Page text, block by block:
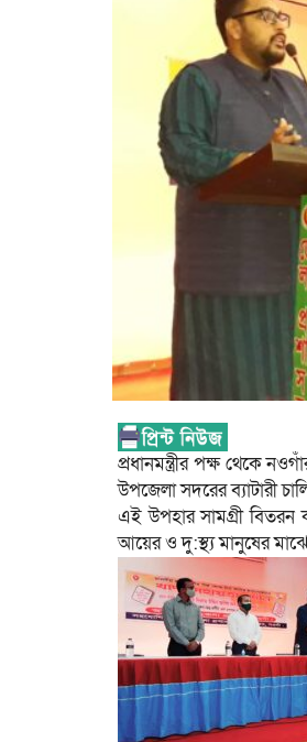
প্রধানমন্ত্রীর পক্ষ থেকে
উপজেলা সদরের ব্যাটারী
এই উপহার সামগ্রী বিতরন
আয়ের ও দু:স্থ্য মানুষের